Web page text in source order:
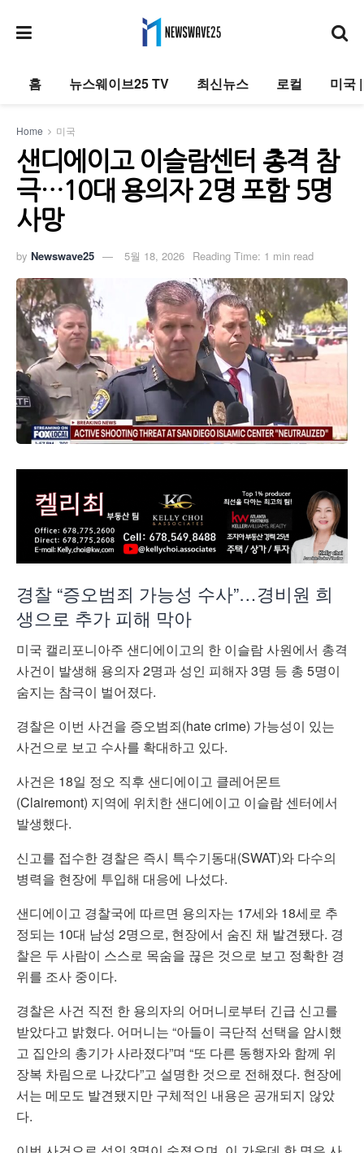
홈 뉴스웨이브25 TV 최신뉴스 로컬 미국
Home 미국
샌디에이고 이슬람센터 총격 참
극…10대 용의자 2명 포함 5명
사망
by Newswave25 5월 18, 2026 Reading Time: 1 min read
경찰 “증오범죄 가능성 수사”…경비원 희
생으로 추가 피해 막아
미국 캘리포니아주 샌디에이고의 한 이슬람 사원에서 총격
사건이 발생해 용의자 2명과 성인 피해자 3명 등 총 5명이
숨지는 참극이 벌어졌다.
경찰은 이번 사건을 증오범죄(hate crime) 가능성이 있는
사건으로 보고 수사를 확대하고 있다.
사건은 18일 정오 직후 샌디에이고 클레어몬트
(Clairemont) 지역에 위치한 샌디에이고 이슬람 센터에서
발생했다.
신고를 접수한 경찰은 즉시 특수기동대(SWAT)와 다수의
병력을 현장에 투입해 대응에 나섰다.
샌디에이고 경찰국에 따르면 용의자는 17세와 18세로 추
정되는 10대 남성 2명으로, 현장에서 숨진 채 발견됐다. 경
찰은 두 사람이 스스로 목숨을 끊은 것으로 보고 정확한 경
위를 조사 중이다.
경찰은 사건 직전 한 용의자의 어머니로부터 긴급 신고를
받았다고 밝혔다. 어머니는 “아들이 극단적 선택을 암시했
고 집안의 총기가 사라졌다”며 “또 다른 동행자와 함께 위
장복 차림으로 나갔다”고 설명한 것으로 전해졌다. 현장에
서는 메모도 발견됐지만 구체적인 내용은 공개되지 않았
다.